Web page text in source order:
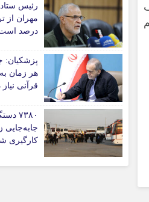
پیوندهای
رئیس
درصد
پزشکیان:
هر زمان
قرآنی نیاز
۷۳۸۰
جابه‌جایی
کارگیری